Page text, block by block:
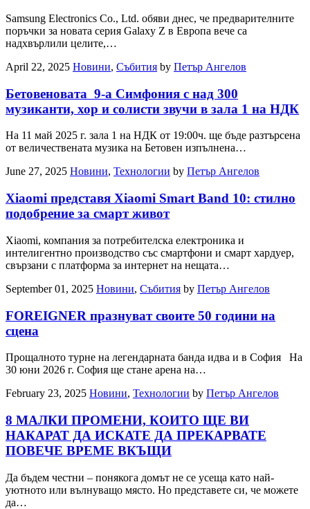
Samsung Electronics Co., Ltd. обяви днес, че предварителните
поръчки за новата серия Galaxy Z в Европа вече са
надхвърлили целите,…
April 22, 2025 Новини, Събития by Петър Ангелов
Бетовеновата 9-а Симфония с над 300
музиканти, хор и солисти звучи в зала 1 на НДК
На 11 май 2025 г. зала 1 на НДК от 19:00ч. ще бъде разтърсена
от величествената музика на Бетовен изпълнена…
June 27, 2025 Новини, Технологии by Петър Ангелов
Xiaomi представя Xiaomi Smart Band 10: стилно
подобрение за смарт живот
Xiaomi, компания за потребителска електроника и
интелигентно производство със смартфони и смарт хардуер,
свързани с платформа за интернет на нещата…
September 01, 2025 Новини, Събития by Петър Ангелов
FOREIGNER празнуват своите 50 години на
сцена
Прощалното турне на легендарната банда идва и в София На
30 юни 2026 г. София ще стане арена на…
February 23, 2025 Новини, Технологии by Петър Ангелов
8 МАЛКИ ПРОМЕНИ, КОИТО ЩЕ ВИ
НАКАРАТ ДА ИСКАТЕ ДА ПРЕКАРВАТЕ
ПОВЕЧЕ ВРЕМЕ ВКЪЩИ
Да бъдем честни – понякога домът не се усеща като най-
уютното или вълнуващо място. Но представете си, че можете
да…